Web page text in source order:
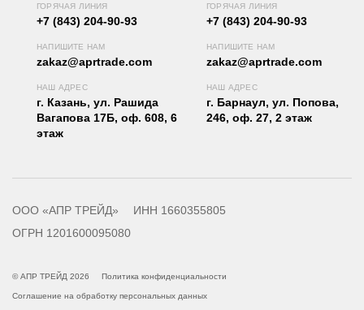
ГОРЯЧАЯ ЛИНИЯ
+7 (843) 204-90-93
НАПИШИТЕ НАМ
zakaz@aprtrade.com
НАШ АДРЕС
г. Казань, ул. Рашида
Вагапова 17Б, оф. 608, 6
этаж
ГОРЯЧАЯ ЛИНИЯ
+7 (843) 204-90-93
НАПИШИТЕ НАМ
zakaz@aprtrade.com
НАШ АДРЕС
г. Барнаул, ул. Попова,
246, оф. 27, 2 этаж
ООО «АПР ТРЕЙД»
ИНН 1660355805
ОГРН 1201600095080
© АПР ТРЕЙД 2026 Политика конфиденциальности
Соглашение на обработку персональных данных